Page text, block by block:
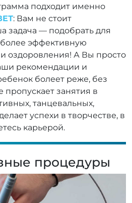
подходит именно
: Вам не стоит
задача — подобрать для
эффективную
оздоровления! А Вы просто
рекомендации и
болеет реже, без
занятия в
танцевальных,
успехи в творчестве, в
карьерой.
процедуры